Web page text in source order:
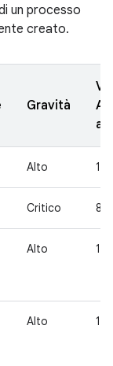
un processo
creato.
Gravità
Alto 10,
Critico
Alto 10,
Alto 11